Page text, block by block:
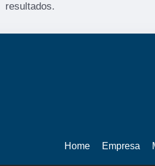
resultados.
Home Empresa